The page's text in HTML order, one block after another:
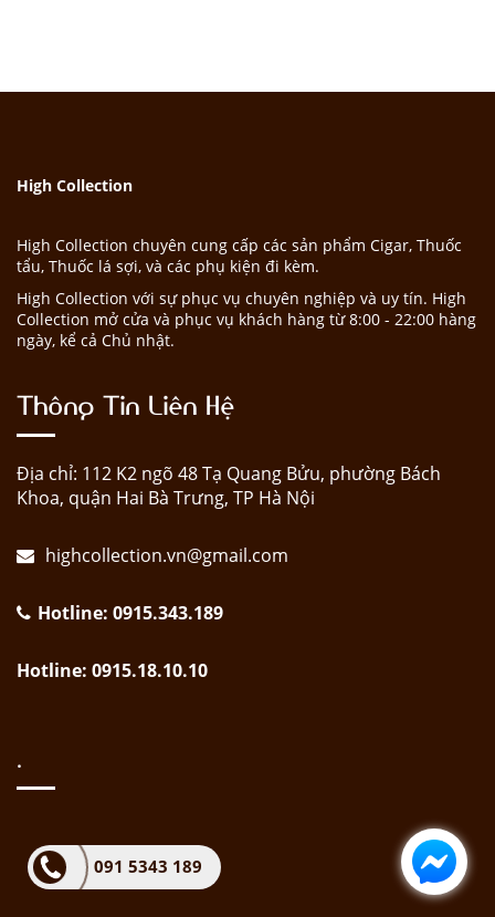
High Collection
High Collection chuyên cung cấp các sản phẩm Cigar, Thuốc
tẩu, Thuốc lá sợi, và các phụ kiện đi kèm.
High Collection với sự phục vụ chuyên nghiệp và uy tín. High
Collection mở cửa và phục vụ khách hàng từ 8:00 - 22:00 hàng
ngày, kể cả Chủ nhật.
Thông Tin Liên Hệ
Địa chỉ: 112 K2 ngõ 48 Tạ Quang Bửu, phường Bách
Khoa, quận Hai Bà Trưng, TP Hà Nội
highcollection.vn@gmail.com
Hotline: 0915.343.189
Hotline: 0915.18.10.10
.
091 5343 189